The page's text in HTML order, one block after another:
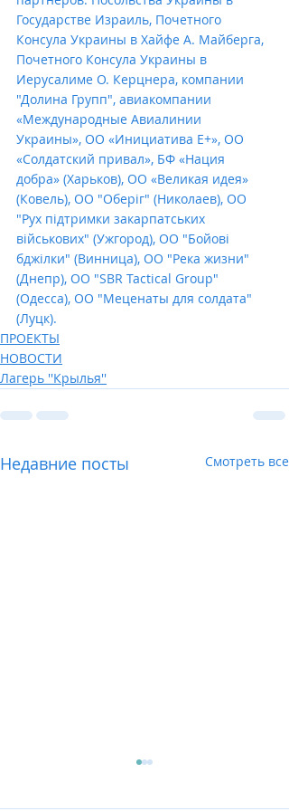
Государстве Израиль, Почетного
Консула Украины в Хайфе А. Майберга,
Почетного Консула Украины в
Иерусалиме О. Керцнера, компании
"Долина Групп", авиакомпании
«Международные Авиалинии
Украины», ОО «Инициатива Е+», ОО
«Солдатский привал», БФ «Нация
добра» (Харьков), ОО «Великая идея»
(Ковель), ОО "Оберіг" (Николаев), ОО
"Рух підтримки закарпатських
військових" (Ужгород), ОО "Бойові
бджілки" (Винница), ОО "Река жизни"
(Днепр), ОО "SBR Tactical Group"
(Одесса), ОО "Меценаты для солдата"
(Луцк).
ПРОЕКТЫ
НОВОСТИ
Лагерь ''Крылья''
Недавние посты Смотреть все